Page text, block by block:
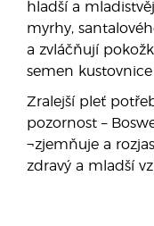
hladší a
myrhy,
a zvláčňují
semen
Zralejší pleť
pozornost –
¬zjemňuje a
zdravý a mladší